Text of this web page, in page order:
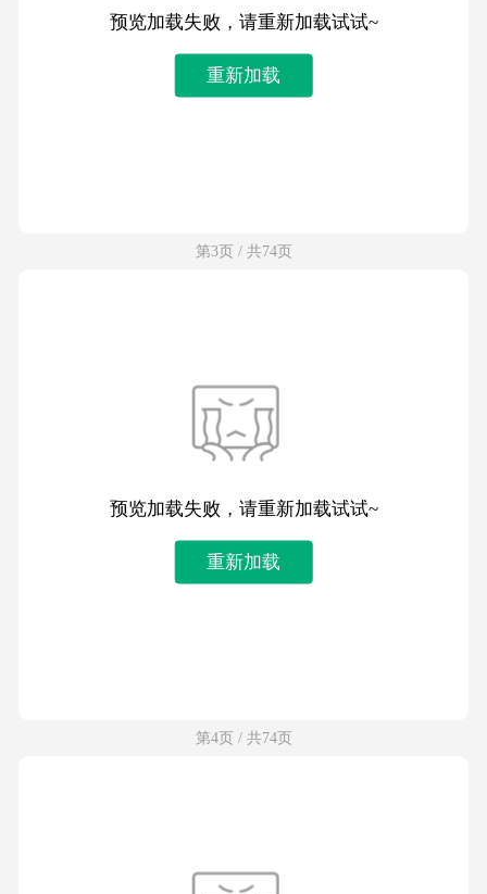
预览加载失败，请重新加载试试~
重新加载
第3页 / 共74页
预览加载失败，请重新加载试试~
重新加载
第4页 / 共74页